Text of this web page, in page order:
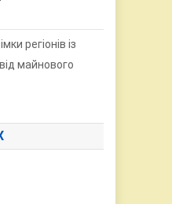
регіонів із
майнового